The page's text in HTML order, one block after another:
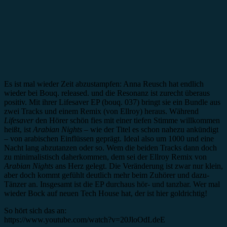
Es ist mal wieder Zeit abzustampfen: Anna Reusch hat endlich
wieder bei Bouq. released. und die Resonanz ist zurecht überaus
positiv. Mit ihrer Lifesaver EP (bouq. 037) bringt sie ein Bundle aus
zwei Tracks und einem Remix (von Ellroy) heraus. Während
Lifesaver den Hörer schön fies mit einer tiefen Stimme willkommen
heißt, ist Arabian Nights – wie der Titel es schon nahezu ankündigt
– von arabischen Einflüssen geprägt. Ideal also um 1000 und eine
Nacht lang abzutanzen oder so. Wem die beiden Tracks dann doch
zu minimalistisch daherkommen, dem sei der Ellroy Remix von
Arabian Nights ans Herz gelegt. Die Veränderung ist zwar nur klein,
aber doch kommt gefühlt deutlich mehr beim Zuhörer und dazu-
Tänzer an. Insgesamt ist die EP durchaus hör- und tanzbar. Wer mal
wieder Bock auf neuen Tech House hat, der ist hier goldrichtig!
So hört sich das an:
https://www.youtube.com/watch?v=20JloOdLdeE